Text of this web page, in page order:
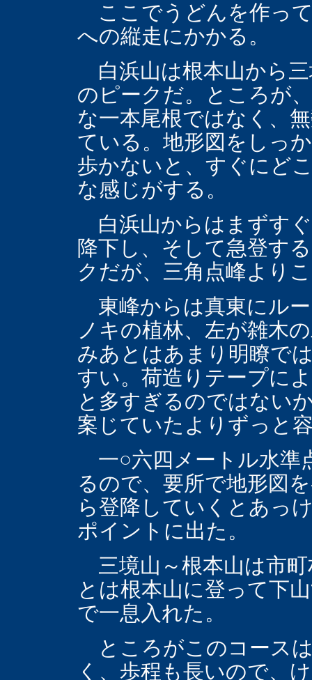
ここでうどんを作っ
への縦走にかかる。
白浜山は根本山から
のピークだ。ところが
な一本尾根ではなく、
ている。地形図をしっ
歩かないと、すぐにど
な感じがする。
白浜山からはまずす
降下し、そして急登す
クだが、三角点峰より
東峰からは真東にル
ノキの植林、左が雑木
みあとはあまり明瞭で
すい。荷造りテープに
と多すぎるのではない
案じていたよりずっと
一○六四メートル水準
るので、要所で地形図
ら登降していくとあっ
ポイントに出た。
三境山～根本山は市
とは根本山に登って下
で一息入れた。
ところがこのコース
く、歩程も長いので、